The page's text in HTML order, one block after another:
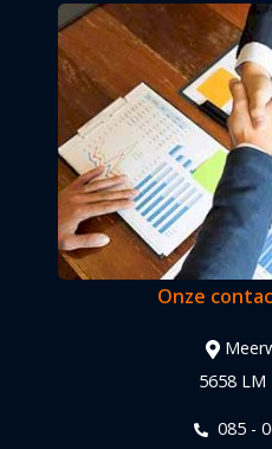
Onze
5658 LM
085 -